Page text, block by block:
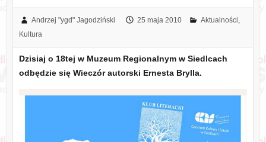
Andrzej "ygd" Jagodziński 25 maja 2010 Aktualności,
Kultura
Dzisiaj o 18tej w Muzeum Regionalnym w Siedlcach
odbędzie się Wieczór autorski Ernesta Brylla.